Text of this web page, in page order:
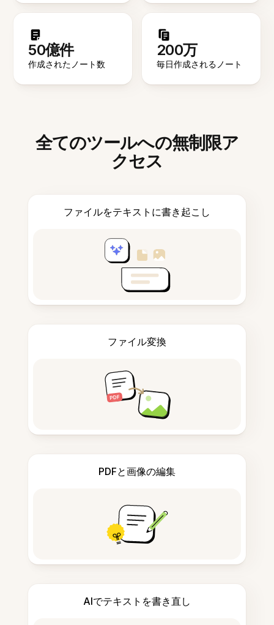
50億件
作成されたノート数
200万
毎日作成されるノート
全てのツールへの無制限ア
クセス
ファイルをテキストに書き起こし
ファイル変換
PDFと画像の編集
AIでテキストを書き直し